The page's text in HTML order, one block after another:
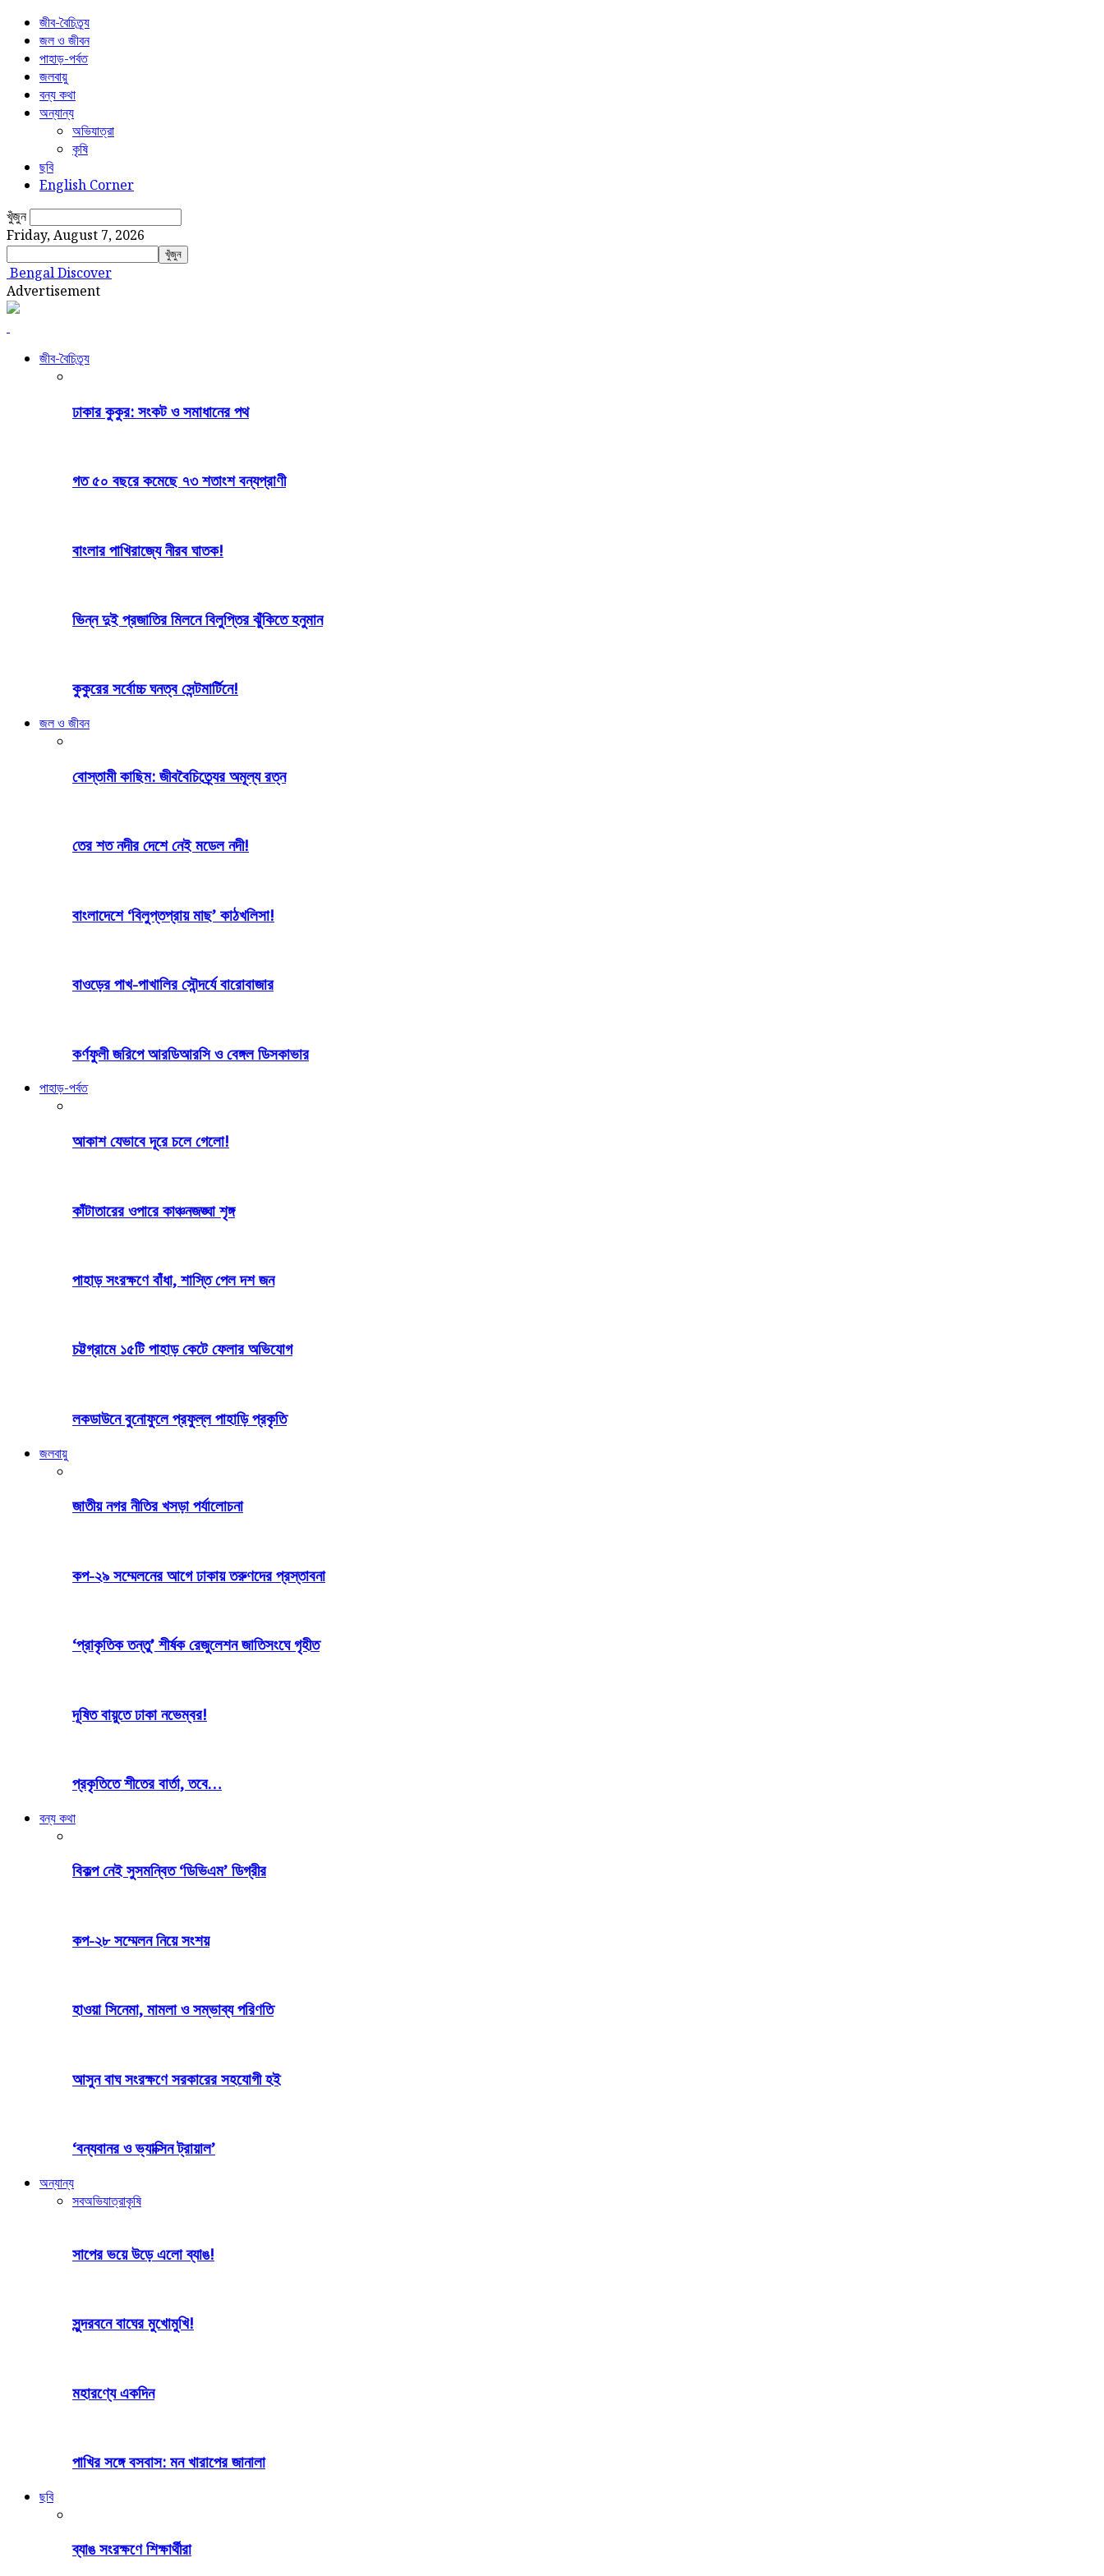
জীব-বৈচিত্র্য
জল ও জীবন
পাহাড়-পর্বত
জলবায়ু
বন্য কথা
অন্যান্য
অভিযাত্রা
কৃষি
ছবি
English Corner
খুঁজুন
Friday, August 7, 2026
Bengal Discover
Advertisement
জীব-বৈচিত্র্য
ঢাকার কুকুর: সংকট ও সমাধানের পথ
গত ৫০ বছরে কমেছে ৭৩ শতাংশ বন্যপ্রাণী
বাংলার পাখিরাজ্যে নীরব ঘাতক!
ভিন্ন দুই প্রজাতির মিলনে বিলুপ্তির ঝুঁকিতে হনুমান
কুকুরের সর্বোচ্চ ঘনত্ব সেন্টমার্টিনে!
জল ও জীবন
বোস্তামী কাছিম: জীববৈচিত্র্যের অমূল্য রত্ন
তের শত নদীর দেশে নেই মডেল নদী!
বাংলাদেশে ‘বিলুপ্তপ্রায় মাছ’ কাঠখলিসা!
বাওড়ের পাখ-পাখালির সৌন্দর্যে বারোবাজার
কর্ণফুলী জরিপে আরডিআরসি ও বেঙ্গল ডিসকাভার
পাহাড়-পর্বত
আকাশ যেভাবে দূরে চলে গেলো!
কাঁটাতারের ওপারে কাঞ্চনজঙ্ঘা শৃঙ্গ
পাহাড় সংরক্ষণে বাঁধা, শাস্তি পেল দশ জন
চট্টগ্রামে ১৫টি পাহাড় কেটে ফেলার অভিযোগ
লকডাউনে বুনোফুলে প্রফুল্ল পাহাড়ি প্রকৃতি
জলবায়ু
জাতীয় নগর নীতির খসড়া পর্যালোচনা
কপ-২৯ সম্মেলনের আগে ঢাকায় তরুণদের প্রস্তাবনা
‘প্রাকৃতিক তন্তু’ শীর্ষক রেজুলেশন জাতিসংঘে গৃহীত
দূষিত বায়ুতে ঢাকা নভেম্বর!
প্রকৃতিতে শীতের বার্তা, তবে…
বন্য কথা
বিকল্প নেই সুসমন্বিত ‘ডিভিএম’ ডিগ্রীর
কপ-২৮ সম্মেলন নিয়ে সংশয়
হাওয়া সিনেমা, মামলা ও সম্ভাব্য পরিণতি
আসুন বাঘ সংরক্ষণে সরকারের সহযোগী হই
‘বন্যবানর ও ভ্যাক্সিন ট্রায়াল’
অন্যান্য
সবঅভিযাত্রাকৃষি
সাপের ভয়ে উড়ে এলো ব্যাঙ!
সুন্দরবনে বাঘের মুখোমুখি!
মহারণ্যে একদিন
পাখির সঙ্গে বসবাস: মন খারাপের জানালা
ছবি
ব্যাঙ সংরক্ষণে শিক্ষার্থীরা